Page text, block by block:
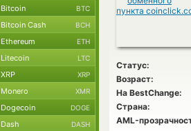
Статус:
Возраст:
На BestChange:
Страна:
AML-
Bitcoin BTC
Bitcoin Cash BCH
Ethereum ETH
Litecoin LTC
XRP XRP
Monero XMR
Dogecoin DOGE
Dash DASH